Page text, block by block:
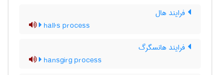
فرایند هال
hall's process
فرایند هانسگرگ
hansgirg process